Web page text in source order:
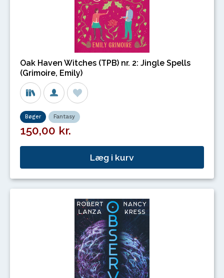
Oak Haven Witches (TPB) nr. 2: Jingle Spells
(Grimoire, Emily)
Bøger Fantasy
150,00 kr.
Læg i kurv